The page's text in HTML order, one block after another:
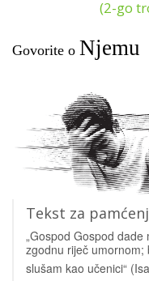
(2-go
Govorite o Njemu
Tekst za
„Gospod Gospod
zgodnu riječ
slušam kao učenici“